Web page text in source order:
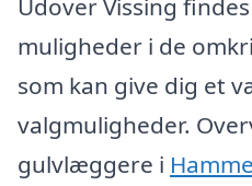
Udover Vissing
muligheder i de
som kan give dig et
valgmuligheder.
gulvlæggere i